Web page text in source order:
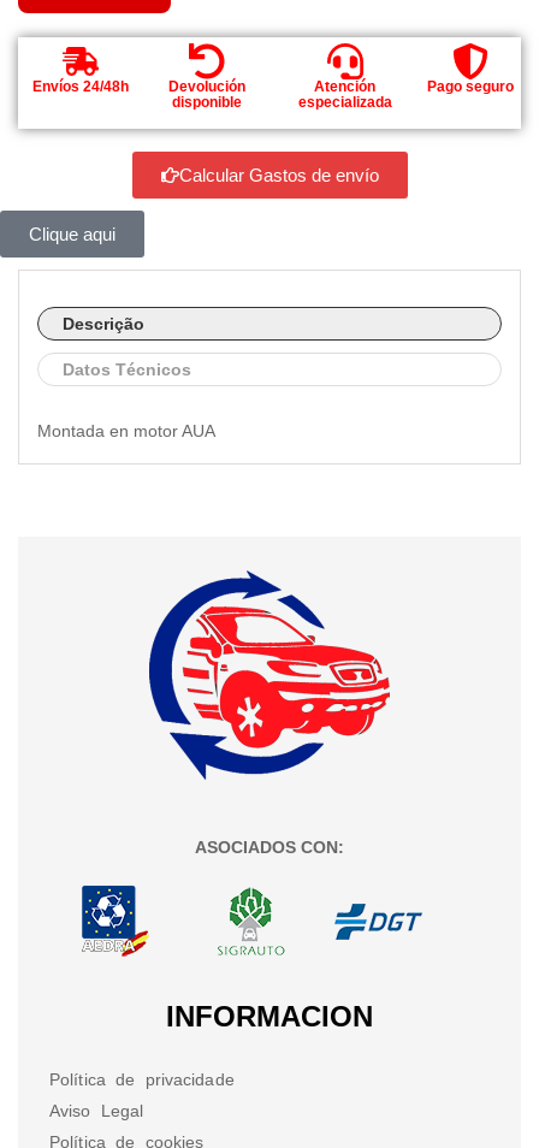
Envíos 24/48h
Devolución
disponible
Atención
especializada
Pago seguro
Calcular Gastos de envío
Clique aqui
Descrição
Datos Técnicos
Montada en motor AUA
ASOCIADOS CON:
INFORMACION
Política de privacidade
Aviso Legal
Política de cookies